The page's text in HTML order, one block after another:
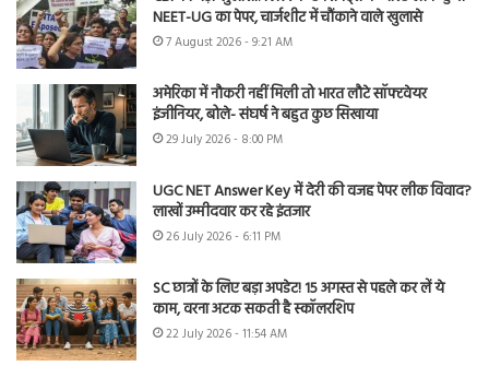
NEET-UG का पेपर, चार्जशीट में चौंकाने वाले खुलासे
7 August 2026 - 9:21 AM
अमेरिका में नौकरी नहीं मिली तो भारत लौटे सॉफ्टवेयर
इंजीनियर, बोले- संघर्ष ने बहुत कुछ सिखाया
29 July 2026 - 8:00 PM
UGC NET Answer Key में देरी की वजह पेपर लीक विवाद?
लाखों उम्मीदवार कर रहे इंतजार
26 July 2026 - 6:11 PM
SC छात्रों के लिए बड़ा अपडेट! 15 अगस्त से पहले कर लें ये
काम, वरना अटक सकती है स्कॉलरशिप
22 July 2026 - 11:54 AM